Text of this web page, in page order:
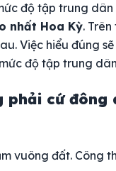
độ tập trung
nhất Hoa Kỳ.
Việc hiểu đúng
độ tập trung
phải cứ đông
vuông đất. Công